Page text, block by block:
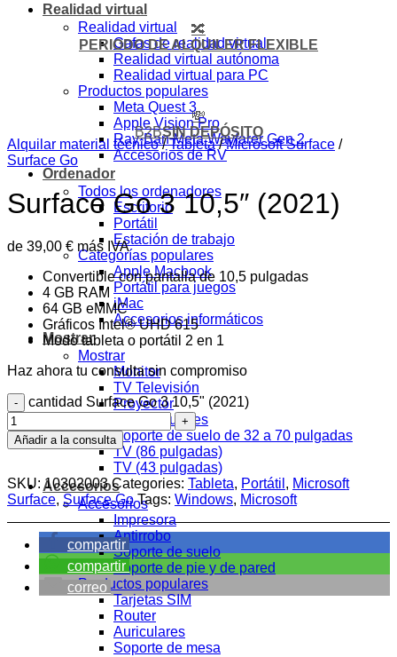
Realidad virtual
Realidad virtual
Gafas de realidad virtual
Realidad virtual autónoma
Realidad virtual para PC
Productos populares
Meta Quest 3
Apple Vision Pro
Ray-Ban Meta Wayfarer Gen 2
Accesorios de RV
Ordenador
Todos los ordenadores
Escritorio
Portátil
Estación de trabajo
Categorías populares
Apple Macbook
Portátil para juegos
iMac
Accesorios informáticos
Mostrar
Mostrar
Monitor
TV Televisión
Proyector
Productos populares
Soporte de suelo de 32 a 70 pulgadas
TV (86 pulgadas)
TV (43 pulgadas)
Accesorios
Accesorios
Impresora
Antirrobo
Soporte de suelo
Soporte de pie y de pared
Productos populares
Tarjetas SIM
Router
Auriculares
Soporte de mesa
🔀
PERIODO DE ALQUILER FLEXIBLE
💸
B2BSIN DEPÓSITO
Alquilar material técnico / Tableta / Microsoft Surface /
Surface Go
Surface Go 3 10,5″ (2021)
de 39,00 € más IVA
Convertible con pantalla de 10,5 pulgadas
4 GB RAM
64 GB eMMC
Gráficos Intel® UHD 615
Modo tableta o portátil 2 en 1
Haz ahora tu consulta sin compromiso
cantidad Surface Go 3 10,5" (2021)
Añadir a la consulta
SKU: 10302003 Categories: Tableta, Portátil , Microsoft
Surface, Surface Go Tags: Windows, Microsoft
compartir
compartir
correo